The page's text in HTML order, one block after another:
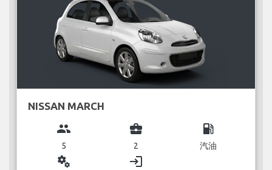
NISSAN MARCH
group
5
business_center
2
local_gas_station
汽油
miscellaneous_services login